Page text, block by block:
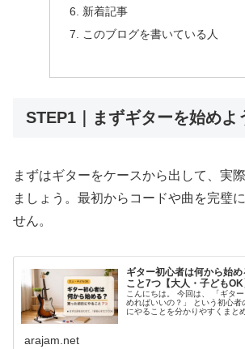
新着記事
このブログを書いている人
STEP1｜まずギターを始めよ
まずはギターをケースから出して、実
ましょう。最初からコードや曲を完璧
せん。
ギター初心者は何から始
こと7つ【大人・子どもOK
こんにちは。 今回は、 「ギタ
めればいいの？」 という初心者
にやることを分かりやすくまと
arajam.net